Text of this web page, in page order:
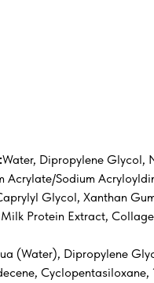
Water, Dipropylene Glycol,
Acrylate/Sodium
Glycol, Xanthan
Protein Extract,
(Water), Dipropylene